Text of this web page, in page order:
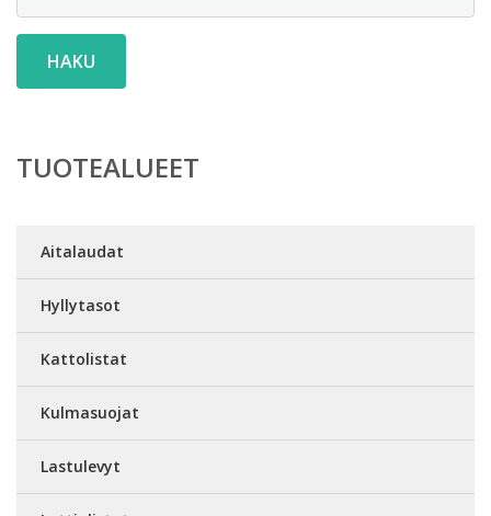
HAKU
TUOTEALUEET
Aitalaudat
Hyllytasot
Kattolistat
Kulmasuojat
Lastulevyt